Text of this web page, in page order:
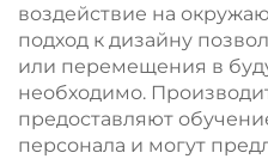
воздействие на
подход к дизайну
или перемещения в
необходимо.
предоставляют
персонала и могут